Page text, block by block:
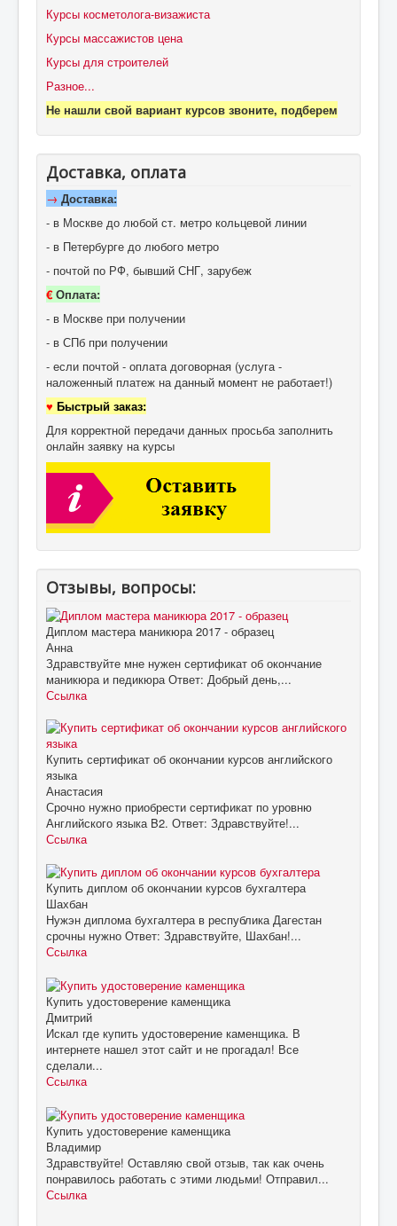
Курсы косметолога-визажиста
Курсы массажистов цена
Курсы для строителей
Разное...
Не нашли свой вариант курсов звоните, подберем
Доставка, оплата
→ Доставка:
- в Москве до любой ст. метро кольцевой линии
- в Петербурге до любого метро
- почтой по РФ, бывший СНГ, зарубеж
€Оплата:
- в Москве при получении
- в СПб при получении
- если почтой - оплата договорная (услуга -
наложенный платеж на данный момент не работает!)
♥ Быстрый заказ:
Для корректной передачи данных просьба заполнить
онлайн заявку на курсы
Отзывы, вопросы:
Диплом мастера маникюра 2017 - образец
Анна
Здравствуйте мне нужен сертификат об окончание
маникюра и педикюра Ответ: Добрый день,...
Ссылка
Купить сертификат об окончании курсов английского
языка
Анастасия
Срочно нужно приобрести сертификат по уровню
Английского языка B2. Ответ: Здравствуйте!...
Ссылка
Купить диплом об окончании курсов бухгалтера
Шахбан
Нужэн диплома бухгалтера в республика Дагестан
срочны нужно Ответ: Здравствуйте, Шахбан!...
Ссылка
Купить удостоверение каменщика
Дмитрий
Искал где купить удостоверение каменщика. В
интернете нашел этот сайт и не прогадал! Все
сделали...
Ссылка
Купить удостоверение каменщика
Владимир
Здравствуйте! Оставляю свой отзыв, так как очень
понравилось работать с этими людьми! Отправил...
Ссылка